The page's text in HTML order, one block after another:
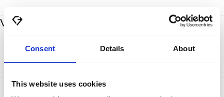
Consent Details About
This website uses cookies
Versandkosten und Lieferzeiten
Zielland Standardversand